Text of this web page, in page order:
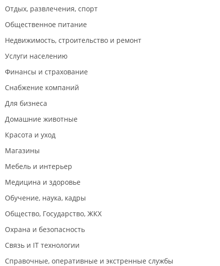
Отдых, развлечения, спорт
Общественное питание
Недвижимость, строительство и ремонт
Услуги населению
Финансы и страхование
Снабжение компаний
Для бизнеса
Домашние животные
Красота и уход
Магазины
Мебель и интерьер
Медицина и здоровье
Обучение, наука, кадры
Общество, Государство, ЖКХ
Охрана и безопасность
Связь и IT технологии
Справочные, оперативные и экстренные службы